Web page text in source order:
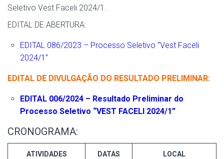
Seletivo Vest Faceli 2024/1.
EDITAL DE ABERTURA:
EDITAL 086/2023 – Processo Seletivo “Vest Faceli
2024/1”
EDITAL DE DIVULGAÇÃO DO RESULTADO PRELIMINAR:
EDITAL 006/2024 – Resultado Preliminar do
Processo Seletivo “VEST FACELI 2024/1”
CRONOGRAMA:
ATIVIDADES DATAS LOCAL